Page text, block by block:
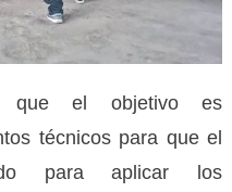
que el objetivo es
técnicos para que el
para aplicar los